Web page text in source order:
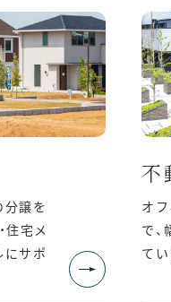
分譲を
住宅メ
にサポ
不
オ
で
てい